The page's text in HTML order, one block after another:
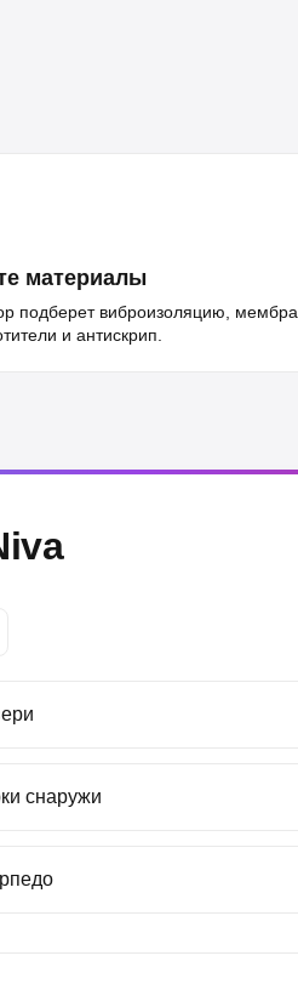
материалы
подберет виброизоляцию,
и антискрип.
снаружи